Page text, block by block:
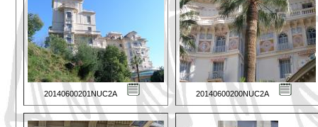
20140600201NUC2A 20140600200NUC2A